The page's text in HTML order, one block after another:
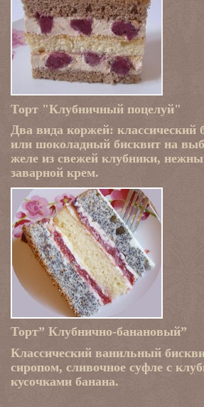
Торт "Клубничный поцелуй"
Два вида коржей: классический
или шоколадный бисквит на
желе из свежей клубники,
заварной крем.
Торт” Клубнично-банановый”
Классический ванильный
сиропом, сливочное суфле с
кусочками банана.